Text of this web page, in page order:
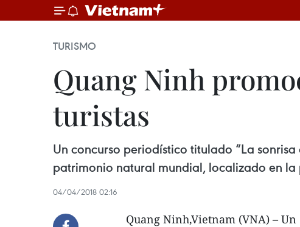
TURISMO
Quang Ninh
turistas
Un concurso periodístico titulado “La
patrimonio natural mundial, localizado en
04/04/2018 02:16
Quang Ninh,Vietnam (VNA) –